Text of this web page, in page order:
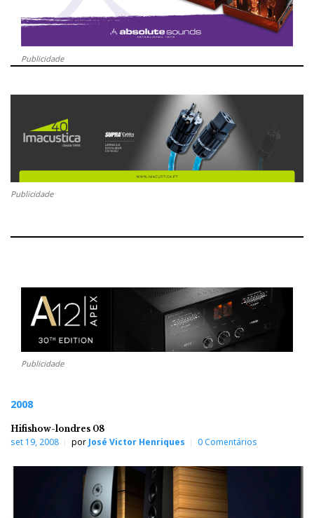
Publicidade
Publicidade
Publicidade
2008
Hifishow-londres 08
set 19, 2008 por José Victor Henriques 0 Comentários